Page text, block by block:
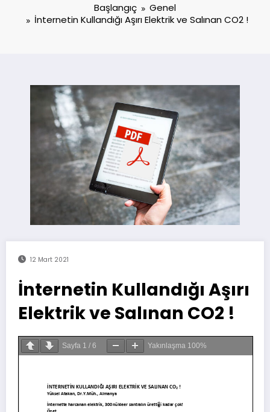
Başlangıç
Genel
İnternetin Kullandığı Aşırı Elektrik ve Salınan CO2 !
12 Mart 2021
İnternetin Kullandığı Aşırı
Elektrik ve Salınan CO2 !
Sayfa 1 / 6 Yakınlaşma 100%